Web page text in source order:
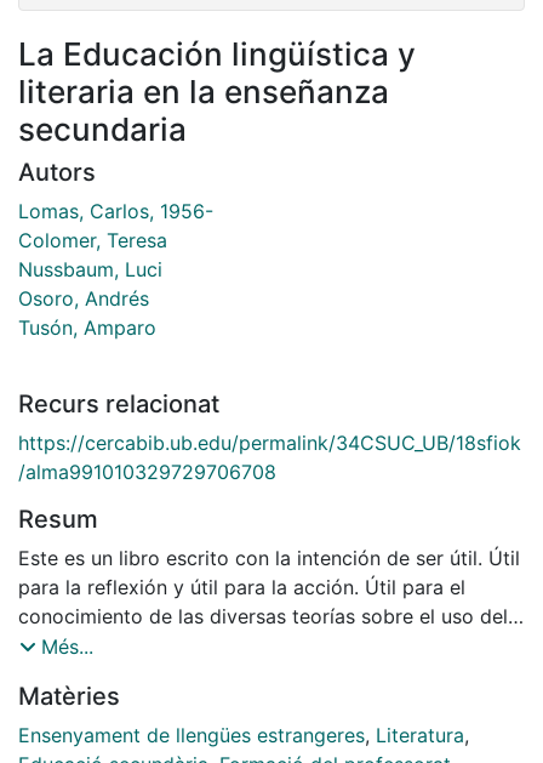
La Educación lingüística y
literaria en la enseñanza
secundaria
Autors
Lomas, Carlos, 1956-
Colomer, Teresa
Nussbaum, Luci
Osoro, Andrés
Tusón, Amparo
Recurs relacionat
https://cercabib.ub.edu/permalink/34CSUC_UB/18sfiok
/alma991010329729706708
Resum
Este es un libro escrito con la intención de ser útil. Útil
para la reflexión y útil para la acción. Útil para el
conocimiento de las diversas teorías sobre el uso del
lenguaje y útil para el ejercicio de la práctica
aulas. En él se invita al lector a una indagación crítica
sobre los objetivos de la educación lingüística y
Més...
Matèries
Ensenyament de llengües estrangeres, Literatura,